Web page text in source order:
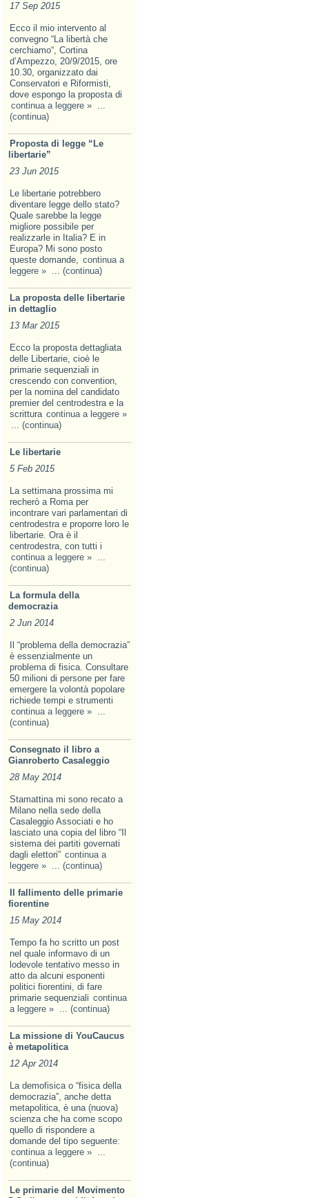
17 Sep 2015
Ecco il mio intervento al
convegno “La libertà che
cerchiamo“, Cortina
d’Ampezzo, 20/9/2015, ore
10.30, organizzato dai
Conservatori e Riformisti,
dove espongo la proposta di
continua a leggere » ...
(continua)
Proposta di legge “Le
libertarie”
23 Jun 2015
Le libertarie potrebbero
diventare legge dello stato?
Quale sarebbe la legge
migliore possibile per
realizzarle in Italia? E in
Europa? Mi sono posto
queste domande, continua a
leggere » ... (continua)
La proposta delle libertarie
in dettaglio
13 Mar 2015
Ecco la proposta dettagliata
delle Libertarie, cioè le
primarie sequenziali in
crescendo con convention,
per la nomina del candidato
premier del centrodestra e la
scrittura continua a leggere »
... (continua)
Le libertarie
5 Feb 2015
La settimana prossima mi
recherò a Roma per
incontrare vari parlamentari di
centrodestra e proporre loro le
libertarie. Ora è il
centrodestra, con tutti i
continua a leggere » ...
(continua)
La formula della
democrazia
2 Jun 2014
Il “problema della democrazia”
è essenzialmente un
problema di fisica. Consultare
50 milioni di persone per fare
emergere la volontà popolare
richiede tempi e strumenti
continua a leggere » ...
(continua)
Consegnato il libro a
Gianroberto Casaleggio
28 May 2014
Stamattina mi sono recato a
Milano nella sede della
Casaleggio Associati e ho
lasciato una copia del libro “Il
sistema dei partiti governati
dagli elettori” continua a
leggere » ... (continua)
Il fallimento delle primarie
fiorentine
15 May 2014
Tempo fa ho scritto un post
nel quale informavo di un
lodevole tentativo messo in
atto da alcuni esponenti
politici fiorentini, di fare
primarie sequenziali continua
a leggere » ... (continua)
La missione di YouCaucus
è metapolitica
12 Apr 2014
La demofisica o “fisica della
democrazia”, anche detta
metapolitica, è una (nuova)
scienza che ha come scopo
quello di rispondere a
domande del tipo seguente:
continua a leggere » ...
(continua)
Le primarie del Movimento